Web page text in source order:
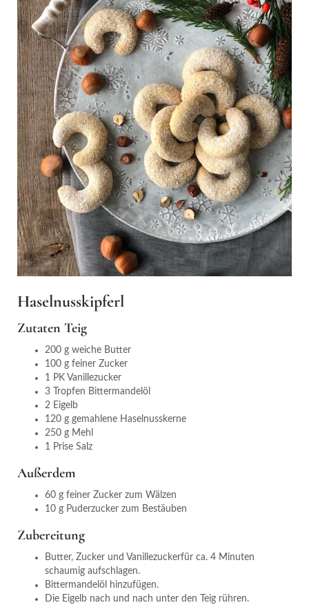
Haselnusskipferl
Zutaten Teig
200 g weiche Butter
100 g feiner Zucker
1 PK Vanillezucker
3 Tropfen Bittermandelöl
2 Eigelb
120 g gemahlene Haselnusskerne
250 g Mehl
1 Prise Salz
Außerdem
60 g feiner Zucker zum Wälzen
10 g Puderzucker zum Bestäuben
Zubereitung
Butter, Zucker und Vanillezuckerfür ca. 4 Minuten
schaumig aufschlagen.
Bittermandelöl hinzufügen.
Die Eigelb nach und nach unter den Teig rühren.